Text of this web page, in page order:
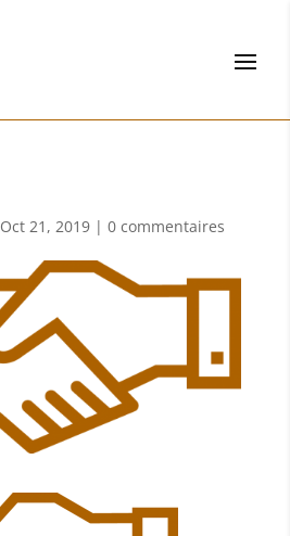
Oct 21, 2019| 0 commentaires